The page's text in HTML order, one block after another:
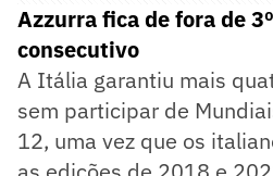
Azzurra fica de fora de
consecutivo
A Itália garantiu mais
sem participar de
12, uma vez que os